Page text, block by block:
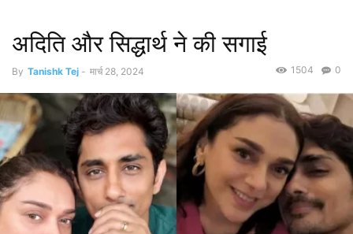
अदिति और सिद्धार्थ ने की सगाई
By Tanishk Tej - मार्च 28, 2024 0
1504